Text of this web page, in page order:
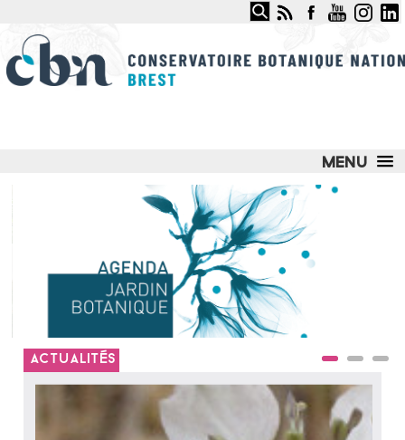
Rechercher
NOS SERVICES ET COMPÉTENCES
JARDIN DU CONSERVATOIRE
OBSERVATOIRE DES MILIEUX NATURELS
OBSERVATOIRE DES PLANTES SAUVAGES
ACTUALITÉS